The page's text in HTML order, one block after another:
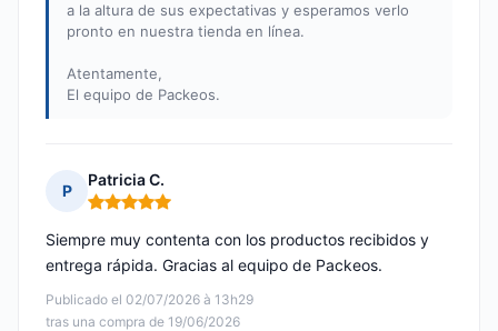
a la altura de sus expectativas y esperamos verlo
pronto en nuestra tienda en línea.
Atentamente,
El equipo de Packeos.
P
Patricia C.
Nota: 5 de 5
Publicado el 02/07/2026 à 13h29
tras una compra de 19/06/2026
Siempre muy contenta con los productos recibidos y
entrega rápida. Gracias al equipo de Packeos.